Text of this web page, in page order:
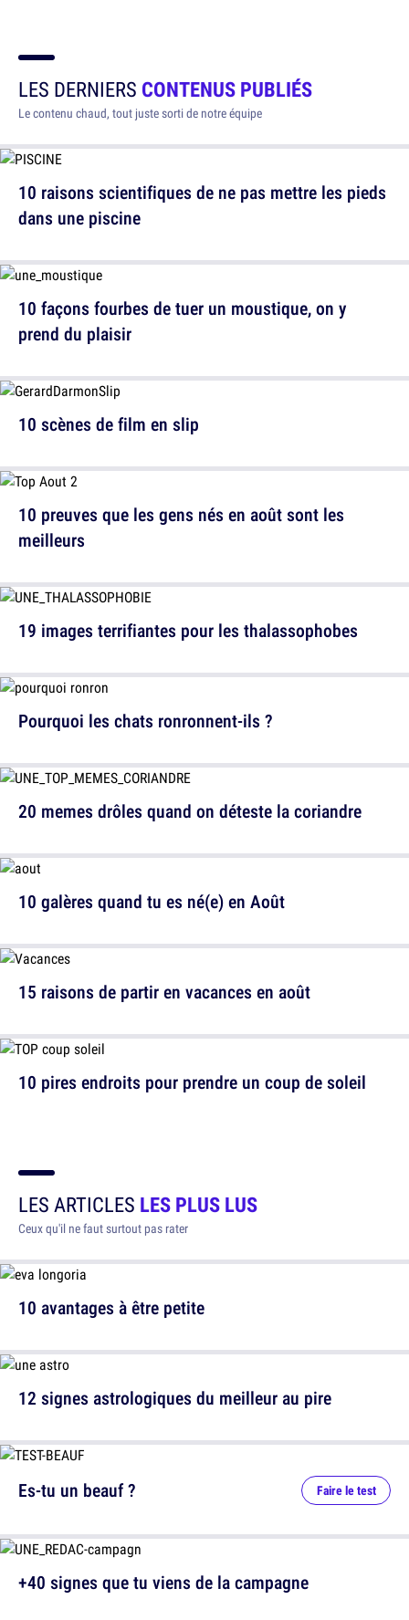
LES DERNIERS CONTENUS PUBLIÉS
Le contenu chaud, tout juste sorti de notre équipe
10 raisons scientifiques de ne pas mettre les pieds
dans une piscine
10 scènes de film en slip
19 images terrifiantes pour les thalassophobes
20 memes drôles quand on déteste la coriandre
15 raisons de partir en vacances en août
10 façons fourbes de tuer un moustique, on y
prend du plaisir
10 preuves que les gens nés en août sont les
meilleurs
Pourquoi les chats ronronnent-ils ?
10 galères quand tu es né(e) en Août
10 pires endroits pour prendre un coup de soleil
LES ARTICLES LES PLUS LUS
Ceux qu'il ne faut surtout pas rater
10 avantages à être petite
12 signes astrologiques du meilleur au pire
Es-tu un beauf ? Faire le test
+40 signes que tu viens de la campagne